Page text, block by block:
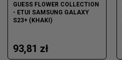
GUESS FLOWER COLLECTION
- ETUI SAMSUNG GALAXY
S23+ (KHAKI)
93,81 zł